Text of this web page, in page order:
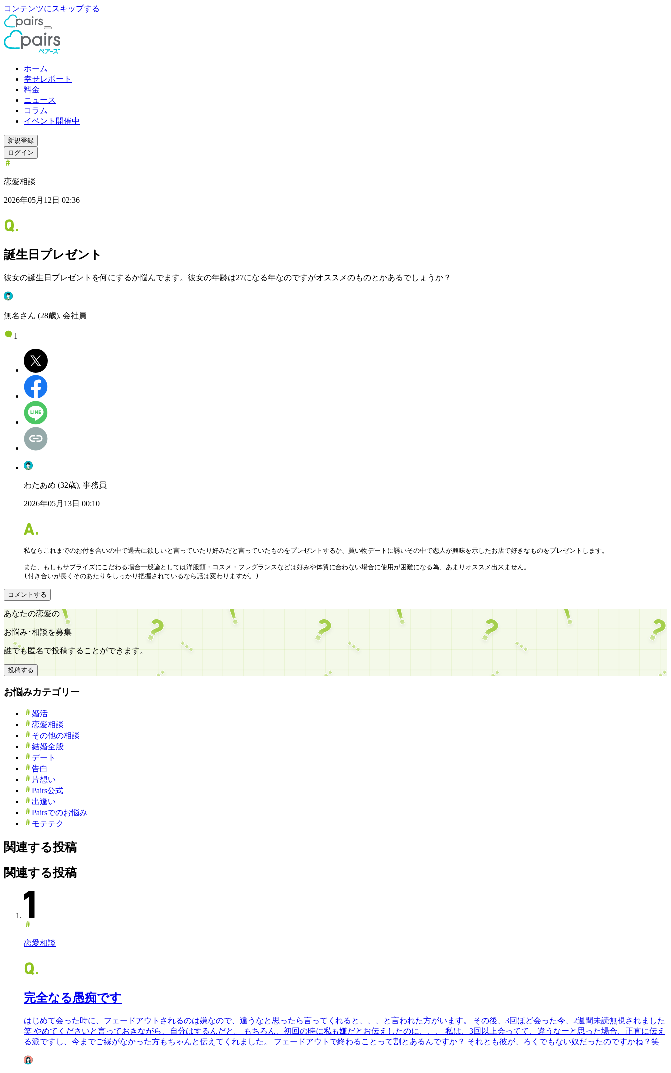
コンテンツにスキップする
ホーム
幸せレポート
料金
ニュース
コラム
イベント開催中
新規登録
ログイン
恋愛相談
2026年05月12日 02:36
誕生日プレゼント
彼女の誕生日プレゼントを何にするか悩んでます。彼女の年齢は27になる年なのですがオススメのものとかあるでしょうか？
無名さん (28歳), 会社員
1
わたあめ (32歳), 事務員
2026年05月13日 00:10
私ならこれまでのお付き合いの中で過去に欲しいと言っていたり好みだと言っていたものをプレゼントするか、買い物デートに誘いその中で恋人が興味を示したお店で好きなものをプレゼントします。
また、もしもサプライズにこだわる場合一般論としては洋服類・コスメ・フレグランスなどは好みや体質に合わない場合に使用が困難になる為、あまりオススメ出来ません。
(付き合いが長くそのあたりをしっかり把握されているなら話は変わりますが。)
コメントする
あなたの恋愛の
お悩み･相談を募集
誰でも匿名で投稿することができます。
投稿する
お悩みカテゴリー
婚活
恋愛相談
その他の相談
結婚全般
デート
告白
片想い
Pairs公式
出逢い
Pairsでのお悩み
モテテク
関連する投稿
関連する投稿
恋愛相談
完全なる愚痴です
はじめて会った時に、フェードアウトされるのは嫌なので、違うなと思ったら言ってくれると、、、と言われた方がいます。 その後、3回ほど会った今、2週間未読無視されました
笑 やめてくださいと言っておきながら、自分はするんだと。 もちろん、初回の時に私も嫌だとお伝えしたのに、、、 私は、3回以上会ってて、違うなーと思った場合、正直に伝え
る派ですし、今までご縁がなかった方もちゃんと伝えてくれました。 フェードアウトで終わることって割とあるんですか？ それとも彼が、ろくでもない奴だったのですかね？笑